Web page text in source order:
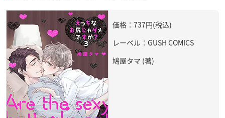
価格：737円(税込)
レーベル：GUSH COMICS
鳩屋タマ (著)